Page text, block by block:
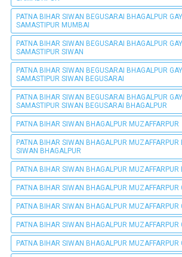
PATNA BIHAR SIWAN BEGUSARAI BHAGALPUR
SAMASTIPUR MUMBAI
PATNA BIHAR SIWAN BEGUSARAI BHAGALPUR
SAMASTIPUR SIWAN
PATNA BIHAR SIWAN BEGUSARAI BHAGALPUR
SAMASTIPUR SIWAN BEGUSARAI
PATNA BIHAR SIWAN BEGUSARAI BHAGALPUR
SAMASTIPUR SIWAN BEGUSARAI BHAGALPUR
PATNA BIHAR SIWAN BHAGALPUR MUZAFFARPUR
PATNA BIHAR SIWAN BHAGALPUR
SIWAN BHAGALPUR
PATNA BIHAR SIWAN BHAGALPUR MUZAFFARPUR
PATNA BIHAR SIWAN BHAGALPUR MUZAFFARPUR
PATNA BIHAR SIWAN BHAGALPUR MUZAFFARPUR
PATNA BIHAR SIWAN BHAGALPUR MUZAFFARPUR
PATNA BIHAR SIWAN BHAGALPUR MUZAFFARPUR